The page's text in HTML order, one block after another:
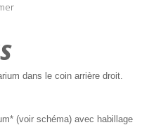
dans le coin arrière droit.
(voir schéma) avec habillage